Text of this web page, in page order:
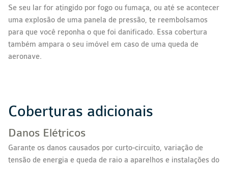
Se seu lar for atingido por fogo ou fumaça, ou até se acontecer
uma explosão de uma panela de pressão, te reembolsamos
para que você reponha o que foi danificado. Essa cobertura
também ampara o seu imóvel em caso de uma queda de
aeronave.
Coberturas adicionais
Danos Elétricos
Garante os danos causados por curto-circuito, variação de
tensão de energia e queda de raio a aparelhos e instalações do